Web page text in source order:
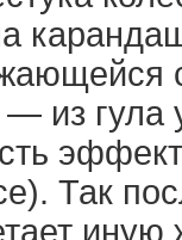
из гула
Так
иную